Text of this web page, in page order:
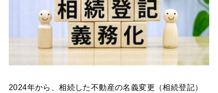
2024年から、相続した不動産の名義変更（相続登記）